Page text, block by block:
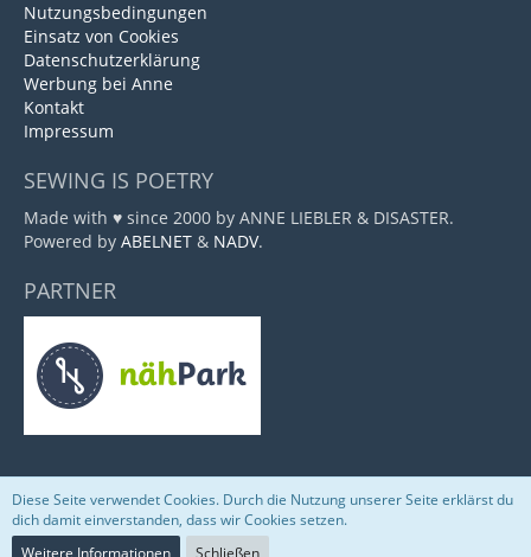
Nutzungsbedingungen
Einsatz von Cookies
Datenschutzerklärung
Werbung bei Anne
Kontakt
Impressum
SEWING IS POETRY
Made with ♥ since 2000 by ANNE LIEBLER & DISASTER.
Powered by ABELNET & NADV.
PARTNER
Community-Software:WoltLab Suite™
Diese Seite verwendet Cookies. Durch die Nutzung unserer Seite erklärst du
dich damit einverstanden, dass wir Cookies setzen.
Weitere Informationen
Schließen